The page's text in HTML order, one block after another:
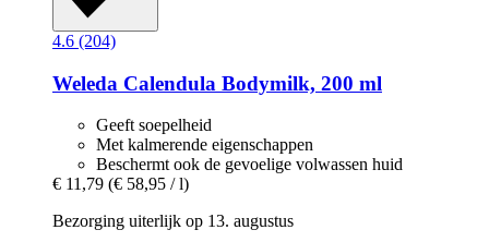
4.6 (204)
Weleda Calendula Bodymilk, 200 ml
Geeft soepelheid
Met kalmerende eigenschappen
Beschermt ook de gevoelige volwassen huid
€ 11,79 (€ 58,95 / l)
Bezorging uiterlijk op 13. augustus